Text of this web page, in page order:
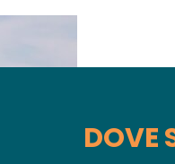
DOVE